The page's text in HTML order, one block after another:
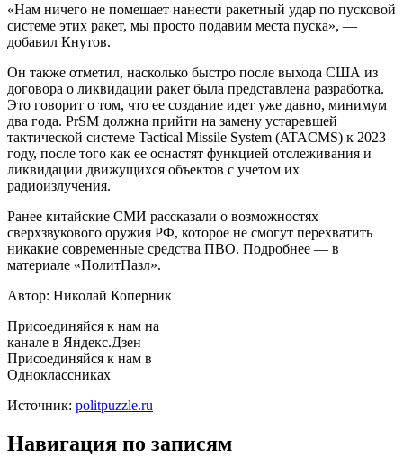
«Нам ничего не помешает нанести ракетный удар по пусковой
системе этих ракет, мы просто подавим места пуска», —
добавил Кнутов.
Он также отметил, насколько быстро после выхода США из
договора о ликвидации ракет была представлена разработка.
Это говорит о том, что ее создание идет уже давно, минимум
два года. PrSM должна прийти на замену устаревшей
тактической системе Tactical Missile System (ATACMS) к 2023
году, после того как ее оснастят функцией отслеживания и
ликвидации движущихся объектов с учетом их
радиоизлучения.
Ранее китайские СМИ рассказали о возможностях
сверхзвукового оружия РФ, которое не смогут перехватить
никакие современные средства ПВО. Подробнее — в
материале «ПолитПазл».
Автор: Николай Коперник
Присоединяйся к нам на
канале в Яндекс.Дзен
Присоединяйся к нам в
Одноклассниках
Источник: politpuzzle.ru
Навигация по записям